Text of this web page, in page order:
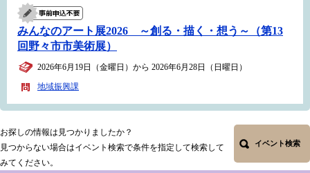
みんなのアート展2026 ～創る・描く・想う～（第13
回野々市市美術展）
2026年6月19日（金曜日）から 2026年6月28日（日曜日）
地域振興課
お探しの情報は見つかりましたか？
見つからない場合はイベント検索で条件を指定して検索して
みてください。
イベント検索